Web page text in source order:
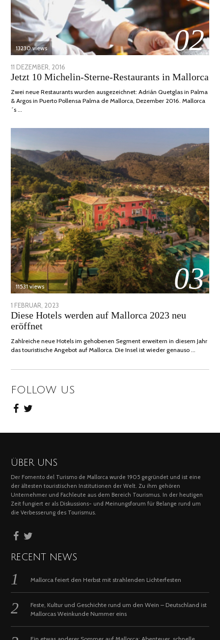
02
13230 views
POSTED
ON
11 DEZEMBER, 2016
JUNI,
Jetzt 10 Michelin-Sterne-Restaurants in Mallorca
Zwei neue Restaurants wurden ausgezeichnet: Adrián Quetglas in Palma
& Argos in Puerto Pollensa Palma de Mallorca, Dezember 2016. Mallorca
´s …
03
11531 views
POSTED
ON
1 FEBRUAR, 2023
FEBRUAR,
Diese Hotels werden auf Mallorca 2023 neu
eröffnet
Zahlreiche neue Hotels im gehobenen Segment erweitern in diesem Jahr
das touristische Angebot auf Mallorca. Die Insel ist wieder genauso …
FOLLOW US
ÜBER UNS
Der Fomento del Turismo de Mallorca wurde 1905 gegründet und ist eine
der ältesten touristischen Institutionen der Welt. Zu ihm gehören
Unternehmer und Fachleute aus dem Bereich Tourismus. In der heutigen
Zeit fungiert er als Diskussions- und Meinungsforum für Belange rund um
die Verbesserung des Tourismus.
RECENT NEWS
Mallorca feiert den Herbst mit strahlenden Lichterfesten
Feste, Kultur und Geschichte rund um den Wein – Deutschland ist
Mallorcas Weinkunde Nummer eins